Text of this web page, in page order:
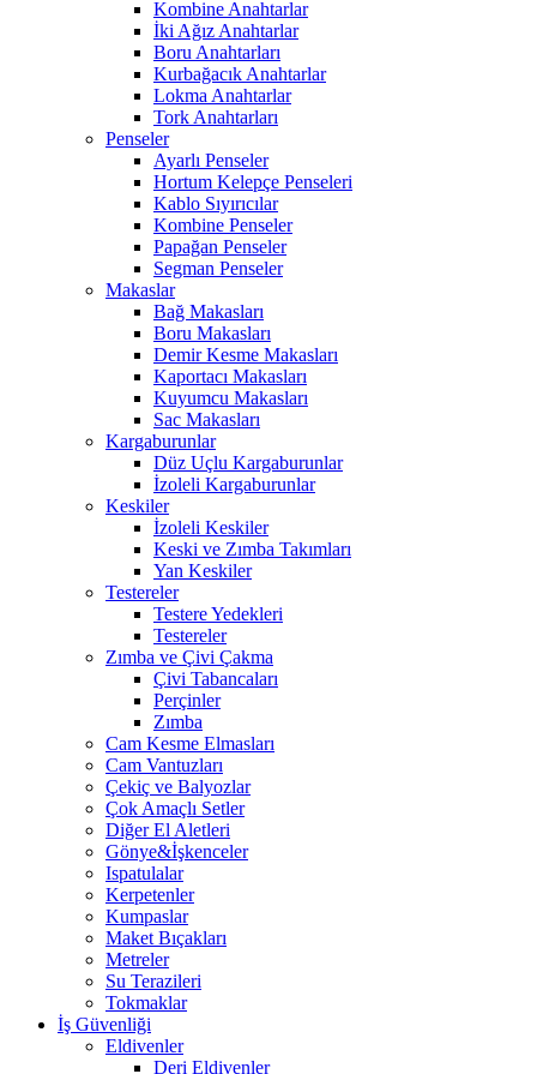
Kombine Anahtarlar
İki Ağız Anahtarlar
Boru Anahtarları
Kurbağacık Anahtarlar
Lokma Anahtarlar
Tork Anahtarları
Penseler
Ayarlı Penseler
Hortum Kelepçe Penseleri
Kablo Sıyırıcılar
Kombine Penseler
Papağan Penseler
Segman Penseler
Makaslar
Bağ Makasları
Boru Makasları
Demir Kesme Makasları
Kaportacı Makasları
Kuyumcu Makasları
Sac Makasları
Kargaburunlar
Düz Uçlu Kargaburunlar
İzoleli Kargaburunlar
Keskiler
İzoleli Keskiler
Keski ve Zımba Takımları
Yan Keskiler
Testereler
Testere Yedekleri
Testereler
Zımba ve Çivi Çakma
Çivi Tabancaları
Perçinler
Zımba
Cam Kesme Elmasları
Cam Vantuzları
Çekiç ve Balyozlar
Çok Amaçlı Setler
Diğer El Aletleri
Gönye&İşkenceler
Ispatulalar
Kerpetenler
Kumpaslar
Maket Bıçakları
Metreler
Su Terazileri
Tokmaklar
İş Güvenliği
Eldivenler
Deri Eldivenler